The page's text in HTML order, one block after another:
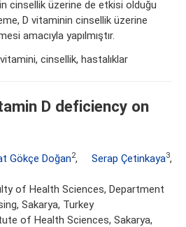
cinsellik üzerine de etkisi olduğu
D vitaminin cinsellik üzerine
amacıyla yapılmıştır.
cinsellik, hastalıklar
D deficiency on
Gökçe Doğan2, Serap Çetinkaya3,
of Health Sciences, Department
Sakarya, Turkey
of Health Sciences, Sakarya,